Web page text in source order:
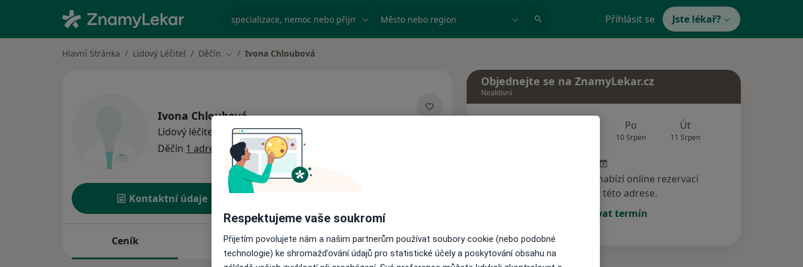
specializace, nemoc nebo příjmení Město nebo region Přihlásit se Jste lékař?
Hlavní Stránka Lidový Léčitel Děčín Změna města
Ivona Chloubová
Ivona Chloubová
Lidový léčitel Víceo specializacích
Děčín 1 adresa
Kontaktní údaje
Ceník Adresy Názory pacientů
Objednejte se na ZnamyLekar.cz
Neaktivní
Po
10 Srpen
Út
11 Srpen
Tento specialista nenabízí online rezervaci
termínu na této adrese.
Rezervovat termín
Respektujeme vaše soukromí
Přijetím povolujete nám a našim partnerům používat soubory cookie (nebo podobné
technologie) ke shromažďování údajů pro statistické účely a poskytování obsahu na